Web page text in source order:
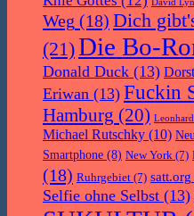
David
Weg (18) Dich
(21)Die Bo-
Donald Duck (13)
Eriwan (13) Fuckin
Hamburg (20)
Michael Rutschky (10)
Smartphone (8) New York (7)
(18) Ruhrgebiet (7) satt.org
Selfie ohne Selbst (13)